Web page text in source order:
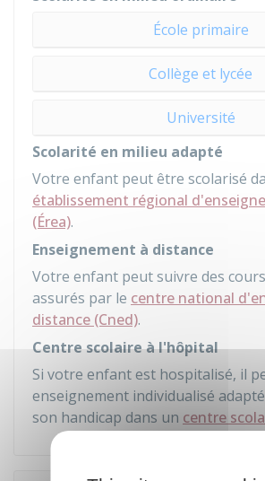
École primaire
Collège et lycée
Université
Scolarité en milieu adapté
Votre enfant peut être scolarisé
établissement régional
(Érea).
Enseignement à distance
Votre enfant peut suivre des
assurés par le centre national
distance (Cned).
Centre scolaire à l'hôpital
Si votre enfant est hospitalisé, il
enseignement individualisé
son handicap dans un centre